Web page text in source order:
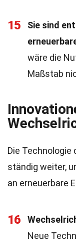
15
Sie sind
wäre die
Maßstab
Die
ständig weiter,
an erneuerbare
16
Neue